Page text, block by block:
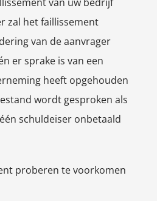
zal het faillissement
van de aanvrager
er sprake is van een
heeft opgehouden
wordt gesproken als
schuldeiser onbetaald
proberen te voorkomen